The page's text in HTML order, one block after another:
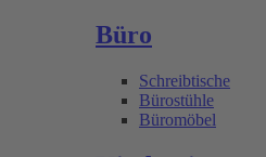
Büro
Schreibtische
Bürostühle
Büromöbel